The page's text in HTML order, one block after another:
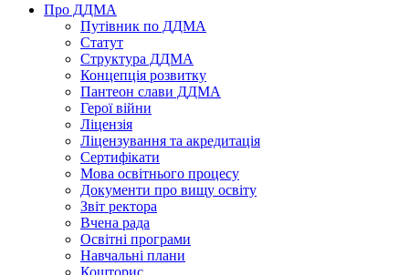
Про ДДМА
Путівник по ДДМА
Статут
Структура ДДМА
Концепція розвитку
Пантеон слави ДДМА
Герої війни
Ліцензія
Ліцензування та акредитація
Сертифікати
Мова освітнього процесу
Документи про вищу освіту
Звіт ректора
Вчена рада
Освітні програми
Навчальні плани
Кошторис